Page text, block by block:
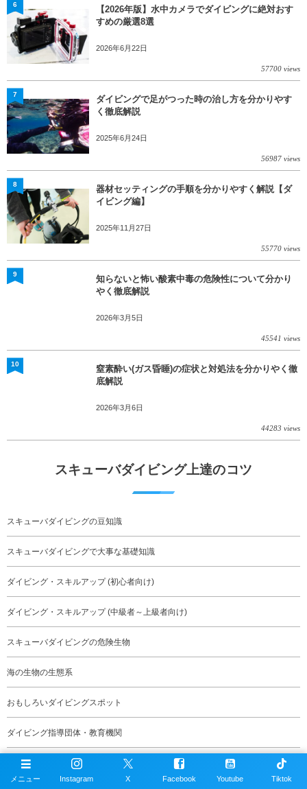
【2026年版】水中カメラでダイビングに絶対おす
すめの厳選8選
2026年6月22日
57700 views
6
ダイビングで足がつった時の治し方を分かりやす
く徹底解説
2025年6月24日
56987 views
7
器材セッティングの手順を分かりやすく解説【ダ
イビング編】
2025年11月27日
55770 views
8
知らないと怖い酸素中毒の危険性について分かり
やく徹底解説
2026年3月5日
45541 views
9
窒素酔い(ガス昏睡)の症状と対処法を分かりやく徹
底解説
2026年3月6日
44283 views
10
スキューバダイビング上達のコツ
スキューバダイビングの豆知識
スキューバダイビングで大事な基礎知識
ダイビング・スキルアップ (初心者向け)
ダイビング・スキルアップ (中級者～上級者向け)
スキューバダイビングの危険生物
海の生物の生態系
おもしろいダイビングスポット
ダイビング指導団体・教育機関
テクニカルダイビング
メニュー Instagram X Facebook Youtube Tiktok